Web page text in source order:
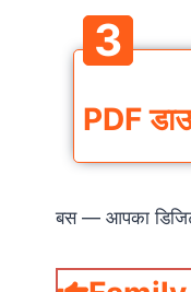
3
PDF
बस — आपका